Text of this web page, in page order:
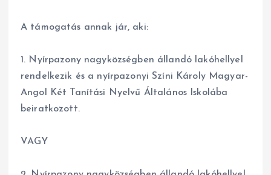
A támogatás annak jár, aki:
1. Nyírpazony nagyközségben állandó lakóhellyel
rendelkezik és a nyírpazonyi Színi Károly Magyar-
Angol Két Tanítási Nyelvű Általános Iskolába
beiratkozott.
VAGY